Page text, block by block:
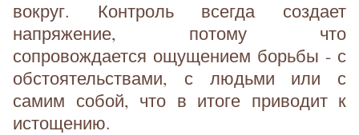
вокруг. Контроль всегда создает
напряжение, потому что
сопровождается ощущением борьбы - с
обстоятельствами, с людьми или с
самим собой, что в итоге приводит к
истощению.